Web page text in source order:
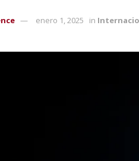
enero 1, 2025 in